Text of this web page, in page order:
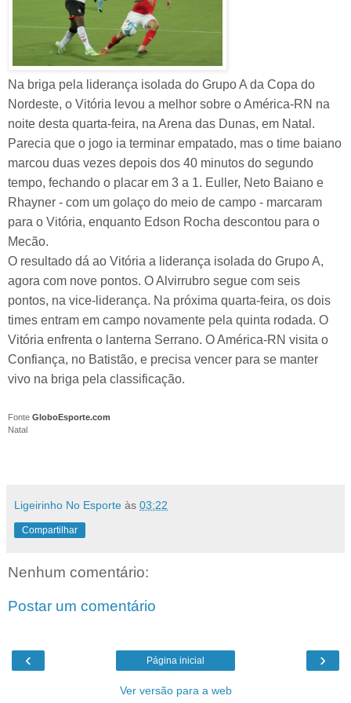
Na briga pela liderança isolada do Grupo A da Copa do
Nordeste, o Vitória levou a melhor sobre o América-RN na
noite desta quarta-feira, na Arena das Dunas, em Natal.
Parecia que o jogo ia terminar empatado, mas o time baiano
marcou duas vezes depois dos 40 minutos do segundo
tempo, fechando o placar em 3 a 1. Euller, Neto Baiano e
Rhayner - com um golaço do meio de campo - marcaram
para o Vitória, enquanto Edson Rocha descontou para o
Mecão.
O resultado dá ao Vitória a liderança isolada do Grupo A,
agora com nove pontos. O Alvirrubro segue com seis
pontos, na vice-liderança. Na próxima quarta-feira, os dois
times entram em campo novamente pela quinta rodada. O
Vitória enfrenta o lanterna Serrano. O América-RN visita o
Confiança, no Batistão, e precisa vencer para se manter
vivo na briga pela classificação.
Fonte GloboEsporte.com
Natal
Ligeirinho No Esporte às 03:22
Compartilhar
Nenhum comentário:
Postar um comentário
‹ ›
Página inicial
Ver versão para a web